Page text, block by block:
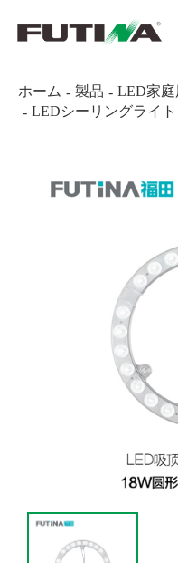
ホーム 製品
LED家庭
LEDシーリングライト